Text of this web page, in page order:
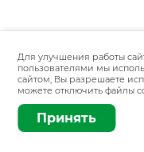
Для улучшения работы
пользователями мы
сайтом, Вы разрешаете
можете отключить файлы
Принять